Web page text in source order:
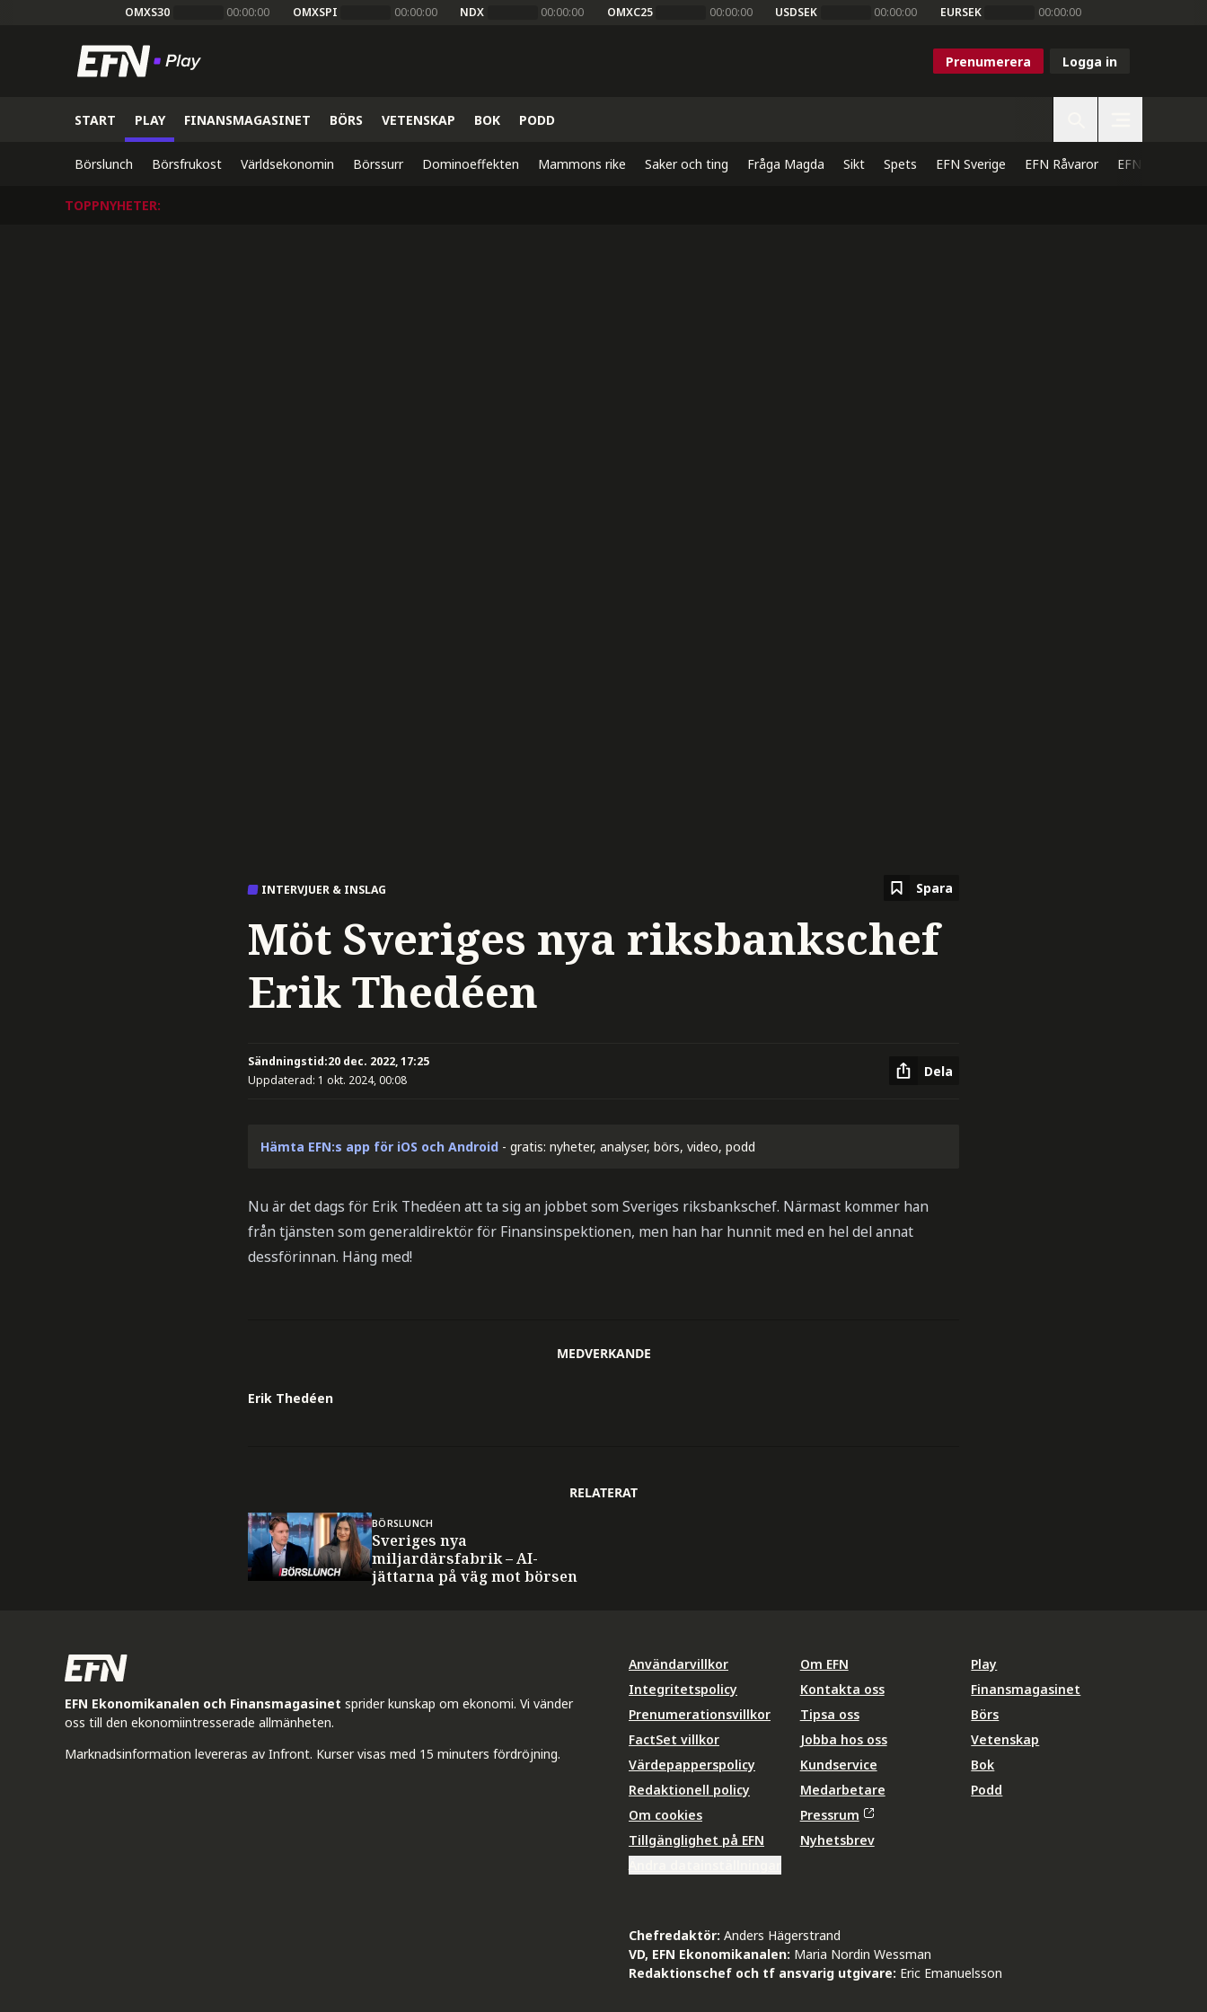
OMXS30 00:00:00 OMXSPI 00:00:00 NDX 00:00:00 OMXC25 00:00:00 USDSEK 00:00:00 EURSEK 00:00:00
Prenumerera Logga in
START PLAY FINANSMAGASINET BÖRS VETENSKAP BOK PODD
Börslunch Börsfrukost Världsekonomin Börssurr Dominoeffekten Mammons rike Saker och ting Fråga Magda Sikt Spets EFN Sverige EFN Råvaror EFN Direkt
TOPPNYHETER:
INTERVJUER & INSLAG Spara
Möt Sveriges nya riksbankschef
Erik Thedéen
Sändningstid:20 dec. 2022, 17:25
Uppdaterad: 1 okt. 2024, 00:08
Dela
Hämta EFN:s app för iOS och Android - gratis: nyheter, analyser, börs, video, podd
Nu är det dags för Erik Thedéen att ta sig an jobbet som Sveriges riksbankschef. Närmast kommer han
från tjänsten som generaldirektör för Finansinspektionen, men han har hunnit med en hel del annat
dessförinnan. Häng med!
MEDVERKANDE
Erik Thedéen
RELATERAT
BÖRSLUNCH
Sveriges nya
miljardärsfabrik – AI-
jättarna på väg mot börsen
EFN Ekonomikanalen och Finansmagasinet sprider kunskap om ekonomi. Vi vänder
oss till den ekonomiintresserade allmänheten.
Marknadsinformation levereras av Infront. Kurser visas med 15 minuters fördröjning.
Användarvillkor
Integritetspolicy
Prenumerationsvillkor
FactSet villkor
Värdepapperspolicy
Redaktionell policy
Om cookies
Tillgänglighet på EFN
Om EFN
Kontakta oss
Tipsa oss
Jobba hos oss
Kundservice
Medarbetare
Pressrum
Nyhetsbrev
Play
Finansmagasinet
Börs
Vetenskap
Bok
Podd
Chefredaktör: Anders Hägerstrand
VD, EFN Ekonomikanalen: Maria Nordin Wessman
Redaktionschef och tf ansvarig utgivare: Eric Emanuelsson